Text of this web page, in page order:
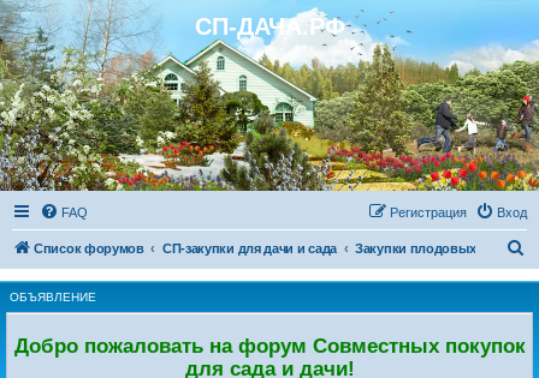
Регистрация СП-ДАЧА.РФ
FAQ Вход
Регистрация
Список форумов СП-закупки для дачи и сада Закупки плодовых
ОБЪЯВЛЕНИЕ
Добро пожаловать на форум Совместных покупок
для сада и дачи!